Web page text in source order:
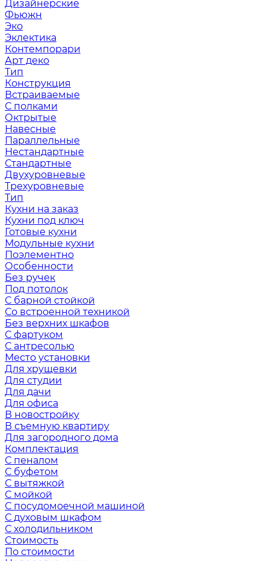
Дизайнерские
Фьюжн
Эко
Эклектика
Контемпорари
Арт деко
Тип
Конструкция
Встраиваемые
С полками
Октрытые
Навесные
Параллельные
Нестандартные
Стандартные
Двухуровневые
Трехуровневые
Тип
Кухни на заказ
Кухни под ключ
Готовые кухни
Модульные кухни
Поэлементно
Особенности
Без ручек
Под потолок
С барной стойкой
Со встроенной техникой
Без верхних шкафов
С фартуком
С антресолью
Место установки
Для хрущевки
Для студии
Для дачи
Для офиса
В новостройку
В съемную квартиру
Для загородного дома
Комплектация
С пеналом
С буфетом
С вытяжкой
С мойкой
С посудомоечной машиной
С духовым шкафом
С холодильником
Стоимость
По стоимости